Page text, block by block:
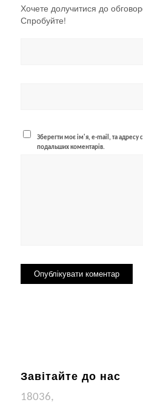
Хочете долучитися до
Спробуйте!
Зберегти моє ім'я, e-mail, та адресу
подальших коментарів.
Завітайте до нас
18036,